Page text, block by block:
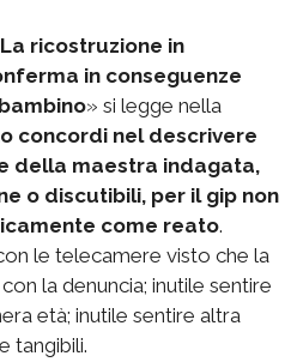
La ricostruzione in
in conseguenze
» si legge nella
concordi nel descrivere
della maestra indagata,
o discutibili, per il gip non
come reato.
le telecamere visto che la
la denuncia; inutile sentire
età; inutile sentire altra
tangibili.